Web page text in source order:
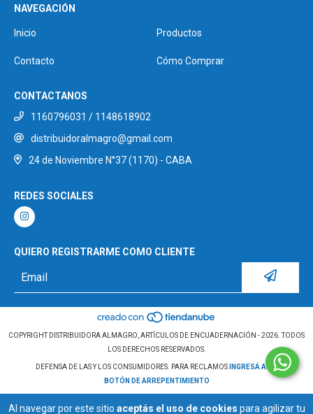
Al navegar por este sitio aceptás el uso de cookies para agilizar tu
NAVEGACIÓN
Inicio Productos
Contacto Cómo Comprar
CONTACTANOS
1160796031 / 1148618902
distribuidoralmagro@gmail.com
24 de Noviembre N°37 (1170) - CABA
REDES SOCIALES
QUIERO REGISTRARME COMO CLIENTE
COPYRIGHT DISTRIBUIDORA ALMAGRO, ARTÍCULOS DE ENCUADERNACIÓN - 2026. TODOS
LOS DERECHOS RESERVADOS.
DEFENSA DE LAS Y LOS CONSUMIDORES. PARA RECLAMOS
INGRESÁ ACÁ.
BOTÓN DE ARREPENTIMIENTO